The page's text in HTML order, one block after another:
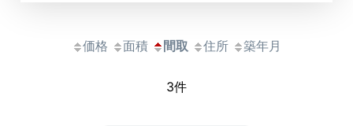
価格 面積 間取 住所 築年月
3件